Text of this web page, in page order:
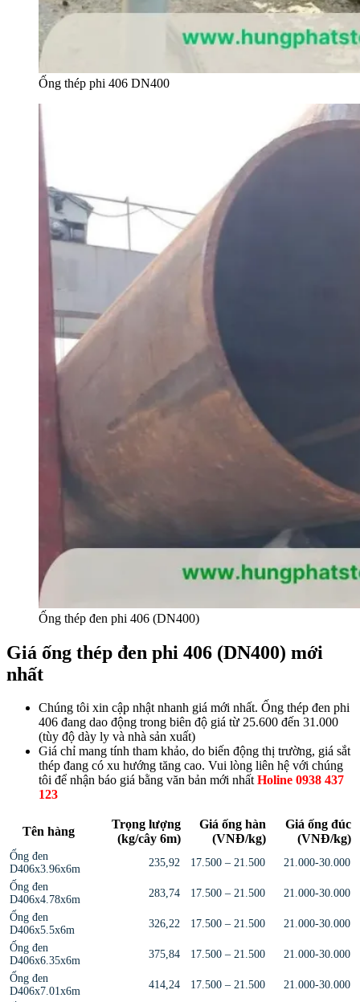
Ống thép phi 406 DN400
Ống thép đen phi 406 (DN400)
Giá ống thép đen phi 406 (DN400) mới
nhất
Chúng tôi xin cập nhật nhanh giá mới nhất. Ống thép đen phi
406 đang dao động trong biên độ giá từ 25.600 đến 31.000
(tùy độ dày ly và nhà sản xuất)
Giá chỉ mang tính tham khảo, do biến động thị trường, giá sắt
thép đang có xu hướng tăng cao. Vui lòng liên hệ với chúng
tôi để nhận báo giá bằng văn bản mới nhấtHoline 0938 437
123
Tên hàng
Trọng lượng
(kg/cây 6m)
Giá ống hàn
(VNĐ/kg)
Giá ống đúc
(VNĐ/kg)
Ống đen
D406x3.96x6m
235,92 17.500 – 21.500
21.000-30.000
Ống đen
D406x4.78x6m
283,74 17.500 – 21.500
21.000-30.000
Ống đen
D406x5.5x6m
326,22 17.500 – 21.500
21.000-30.000
Ống đen
D406x6.35x6m
375,84 17.500 – 21.500
21.000-30.000
Ống đen
D406x7.01x6m
414,24 17.500 – 21.500
21.000-30.000